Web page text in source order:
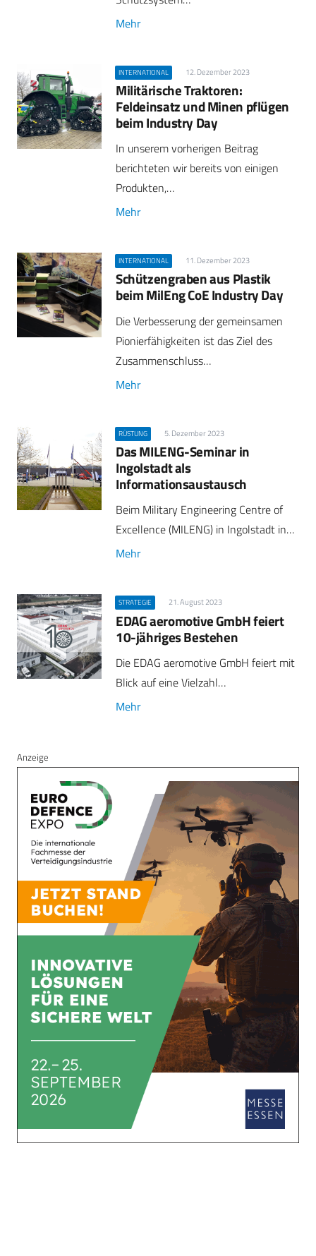
Mehr
INTERNATIONAL 12. Dezember 2023
Militärische Traktoren:
Feldeinsatz und Minen pflügen
beim Industry Day
In unserem vorherigen Beitrag
berichteten wir bereits von einigen
Produkten,…
Mehr
INTERNATIONAL 11. Dezember 2023
Schützengraben aus Plastik
beim MilEng CoE Industry Day
Die Verbesserung der gemeinsamen
Pionierfähigkeiten ist das Ziel des
Zusammenschluss…
Mehr
RÜSTUNG 5. Dezember 2023
Das MILENG-Seminar in
Ingolstadt als
Informationsaustausch
Beim Military Engineering Centre of
Excellence (MILENG) in Ingolstadt in…
Mehr
STRATEGIE 21. August 2023
EDAG aeromotive GmbH feiert
10-jähriges Bestehen
Die EDAG aeromotive GmbH feiert mit
Blick auf eine Vielzahl…
Mehr
Anzeige